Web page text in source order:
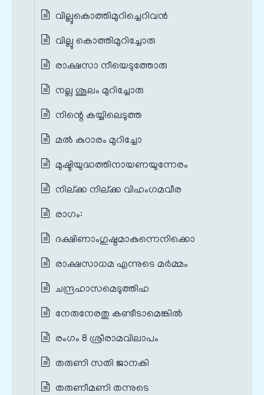
വില്ലുകൊത്തിമുറിച്ചെറിവൻ
വില്ലു കൊത്തിമുറിച്ചോരു
രാക്ഷസാ നീയെടുത്തോരു
നല്ല ശൂലം മുറിച്ചോരു
നിന്റെ കയ്യിലെടുത്ത
മൽ കുഠാരം മുറിച്ചോ
മുഷ്ടിയുദ്ധത്തിനായണയുന്നേരം
നില്ക്ക നില്ക്ക വിഹം‌ഗമവീര
രാഗം:
ദക്ഷിണാംഗുഷ്ഠമാകുന്നെനിക്കൊ
രാക്ഷസാധമ എന്നുടെ മര്‍മ്മം
ചന്ദ്രഹാസമെടുത്തിഹ
നേരുനേരതു കണ്ടീടാമെങ്കിൽ
രംഗം 8 ശ്രീരാമവിലാപം
തരുണി സതി ജാനകി
തരുണീമണി തന്നുടെ